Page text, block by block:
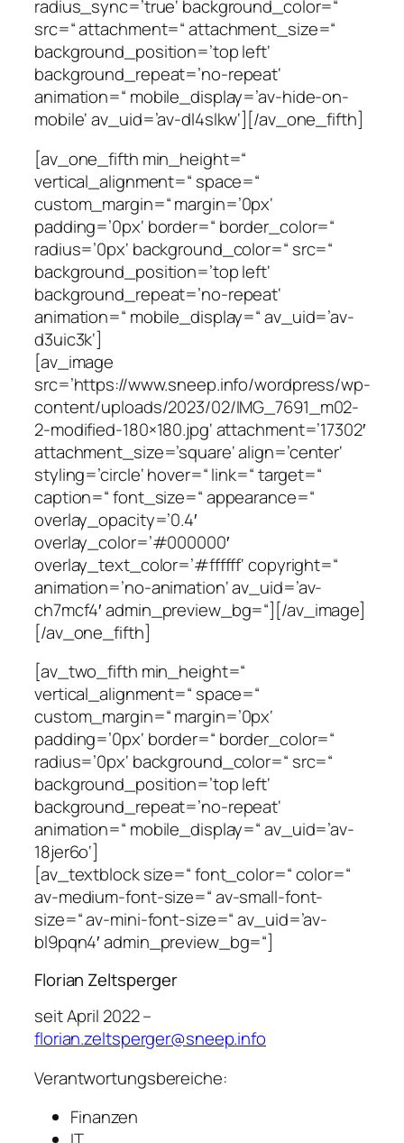
radius_sync=’true‘ background_color=“
src=“ attachment=“ attachment_size=“
background_position=’top left‘
background_repeat=’no-repeat‘
animation=“ mobile_display=’av-hide-on-
mobile‘ av_uid=’av-dl4slkw‘][/av_one_fifth]
[av_one_fifth min_height=“
vertical_alignment=“ space=“
custom_margin=“ margin=’0px‘
padding=’0px‘ border=“ border_color=“
radius=’0px‘ background_color=“ src=“
background_position=’top left‘
background_repeat=’no-repeat‘
animation=“ mobile_display=“ av_uid=’av-
d3uic3k‘]
[av_image
src=’https://www.sneep.info/wordpress/wp-
content/uploads/2023/02/IMG_7691_m02-
2-modified-180×180.jpg‘ attachment=’17302′
attachment_size=’square‘ align=’center‘
styling=’circle‘ hover=“ link=“ target=“
caption=“ font_size=“ appearance=“
overlay_opacity=’0.4′
overlay_color=’#000000′
overlay_text_color=’#ffffff‘ copyright=“
animation=’no-animation‘ av_uid=’av-
ch7mcf4′ admin_preview_bg=“][/av_image]
[/av_one_fifth]
[av_two_fifth min_height=“
vertical_alignment=“ space=“
custom_margin=“ margin=’0px‘
padding=’0px‘ border=“ border_color=“
radius=’0px‘ background_color=“ src=“
background_position=’top left‘
background_repeat=’no-repeat‘
animation=“ mobile_display=“ av_uid=’av-
18jer6o‘]
[av_textblock size=“ font_color=“ color=“
av-medium-font-size=“ av-small-font-
size=“ av-mini-font-size=“ av_uid=’av-
bl9pqn4′ admin_preview_bg=“]
Florian Zeltsperger
seit April 2022 –
florian.zeltsperger@sneep.info
Verantwortungsbereiche:
Finanzen